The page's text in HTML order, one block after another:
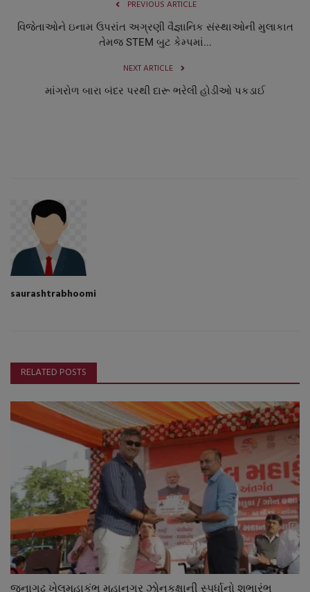
PREVIOUS ARTICLE
વિજેતાઓને ઇનામ ઉપરાંત અગ્રણી વૈજ્ઞાનિક સંસ્થાઓની મુલાકાત
તેમજ STEM બુટ કેમ્પમાં...
NEXT ARTICLE
માંગરોળ બારા બંદર પરથી દારૂ ભરેલી હોડીઓ પકડાઈ
saurashtrabhoomi
RELATED POSTS
જૂનાગઢ ખેલમહાકુંભ મહાનગર ઝોનકક્ષાની સ્પર્ધાનો શુભારંભ